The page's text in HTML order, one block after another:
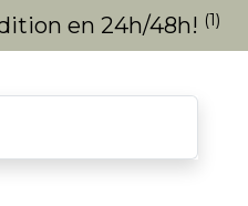
en 24h/48h! (1)